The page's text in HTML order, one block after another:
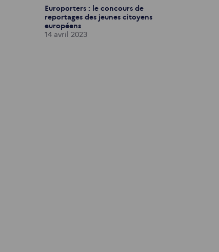
Europorters : le concours de
reportages des jeunes citoyens
européens
14 avril 2023